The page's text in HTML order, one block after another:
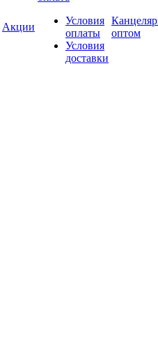
Акции
Условия
оплаты
Условия
доставки
оптом